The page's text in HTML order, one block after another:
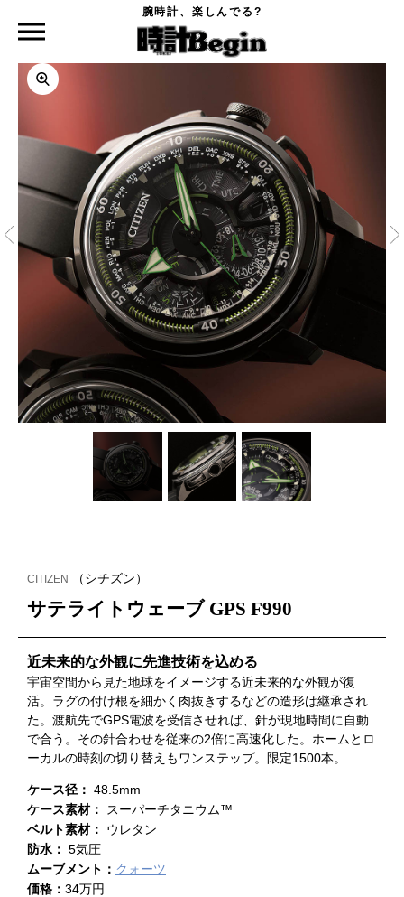
腕時計、楽しんでる?
サテライトウェーブ GPS F990
CITIZEN （シチズン）
サテライトウェーブ GPS F990
近未来的な外観に先進技術を込める
宇宙空間から見た地球をイメージする近未来的な外観が復
活。ラグの付け根を細かく肉抜きするなどの造形は継承され
た。渡航先でGPS電波を受信させれば、針が現地時間に自動
で合う。その針合わせを従来の2倍に高速化した。ホームとロ
ーカルの時刻の切り替えもワンステップ。限定1500本。
ケース径： 48.5mm
ケース素材：
スーパーチタニウム™️
ベルト素材： ウレタン
防水： 5気圧
ムーブメント： クォーツ
価格： 34万円